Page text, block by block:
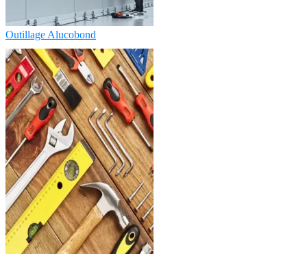
Outillage Alucobond